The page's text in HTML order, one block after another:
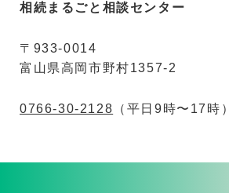
相続まるごと相談センター
〒933-0014
富山県高岡市野村1357-2
0766-30-2128 （平日9時〜17時）